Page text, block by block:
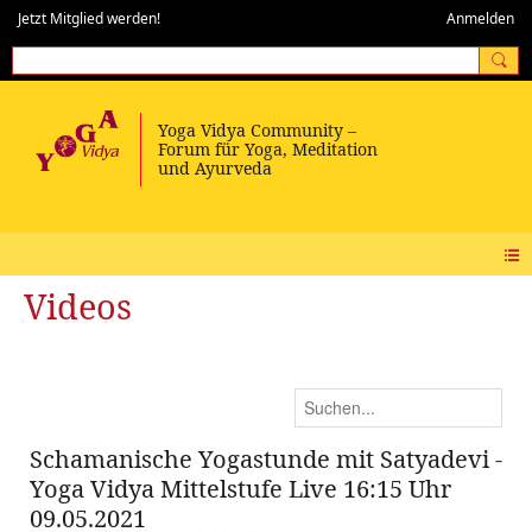
Jetzt Mitglied werden! Anmelden
Videos
Schamanische Yogastunde mit Satyadevi -
Yoga Vidya Mittelstufe Live 16:15 Uhr
09.05.2021